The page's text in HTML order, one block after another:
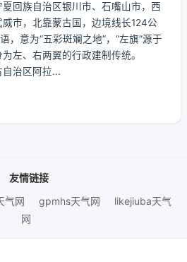
回族自治区银川市、石嘴山市，西
市，北靠蒙古国，边境线长124公
，意为“五彩斑斓之地”，“左旗”源于
左、右两翼的行政建制传统。
自治区阿拉...
友情链接
气网 gpmhs天气网
likejiuba天气
网